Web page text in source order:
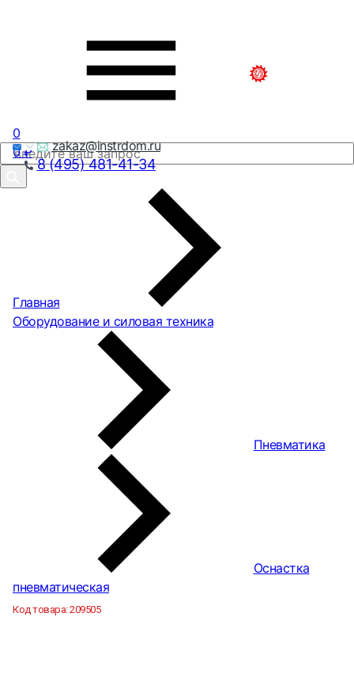
zakaz@instrdom.ru
8 (495) 481-41-34
0
0₽
Главная
Оборудование и силовая техника
Пневматика
Оснастка
пневматическая
Код товара:209505